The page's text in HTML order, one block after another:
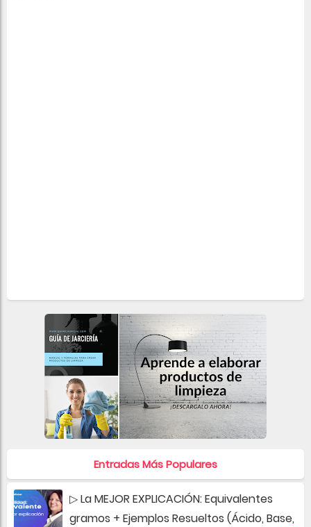
Entradas Más Populares
▷ La MEJOR EXPLICACIÓN: Equivalentes
gramos + Ejemplos Resueltos (Ácido, Base,